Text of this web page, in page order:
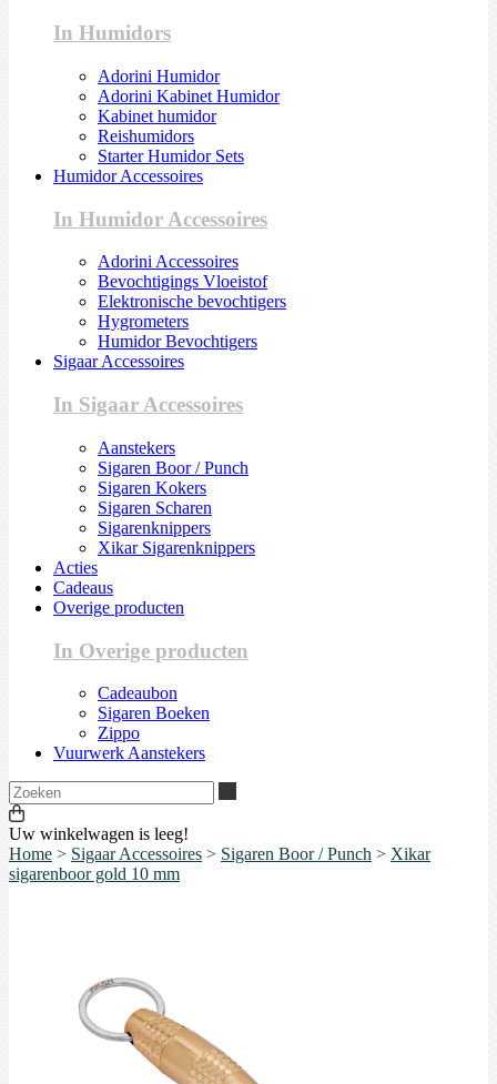
In Humidors
Adorini Humidor
Adorini Kabinet Humidor
Kabinet humidor
Reishumidors
Starter Humidor Sets
Humidor Accessoires
In Humidor Accessoires
Adorini Accessoires
Bevochtigings Vloeistof
Elektronische bevochtigers
Hygrometers
Humidor Bevochtigers
Sigaar Accessoires
In Sigaar Accessoires
Aanstekers
Sigaren Boor / Punch
Sigaren Kokers
Sigaren Scharen
Sigarenknippers
Xikar Sigarenknippers
Acties
Cadeaus
Overige producten
In Overige producten
Cadeaubon
Sigaren Boeken
Zippo
Vuurwerk Aanstekers
Uw winkelwagen is leeg!
Home > Sigaar Accessoires > Sigaren Boor / Punch > Xikar
sigarenboor gold 10 mm